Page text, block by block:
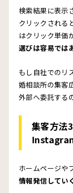
検索結果に表示
クリックされる
はクリック単価
選びは容易では
もし自社でのリ
婚相談所の集客
外部へ委託する
集客方法
ホームページや
情報発信してい